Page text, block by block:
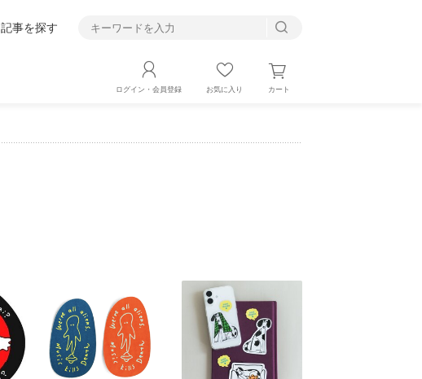
記事を探す
ログイン・会員登録 お気に入り カート